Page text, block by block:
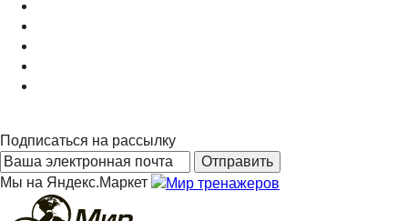
Подписаться на рассылку
Мы на Яндекс.Маркет